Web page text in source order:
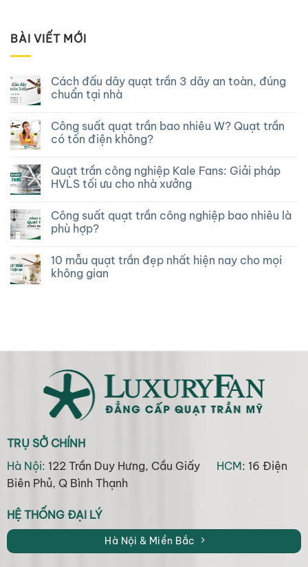
BÀI VIẾT MỚI
Cách đấu dây quạt trần 3 dây an toàn, đúng
chuẩn tại nhà
Công suất quạt trần bao nhiêu W? Quạt trần
có tốn điện không?
Quạt trần công nghiệp Kale Fans: Giải pháp
HVLS tối ưu cho nhà xưởng
Công suất quạt trần công nghiệp bao nhiêu là
phù hợp?
10 mẫu quạt trần đẹp nhất hiện nay cho mọi
không gian
TRỤ SỞ CHÍNH
Hà Nội: 122 Trần Duy Hưng, Cầu Giấy HCM: 16 Điện
Biên Phủ, Q Bình Thạnh
HỆ THỐNG ĐẠI LÝ
Hà Nội & Miền Bắc